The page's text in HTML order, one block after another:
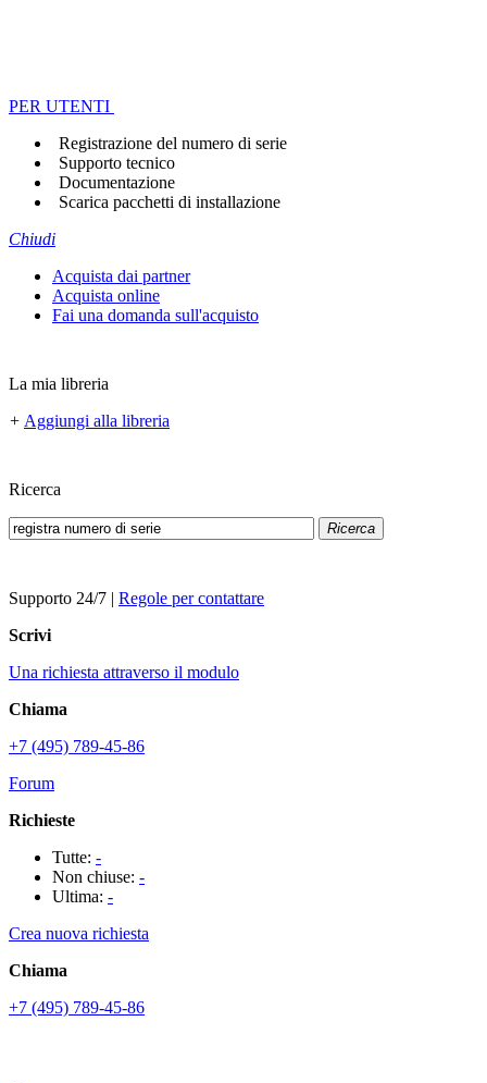
PER UTENTI
Registrazione del numero di serie
Supporto tecnico
Documentazione
Scarica pacchetti di installazione
Chiudi
Acquista dai partner
Acquista online
Fai una domanda sull'acquisto
La mia libreria
+ Aggiungi alla libreria
Ricerca
Ricerca
Supporto 24/7 | Regole per contattare
Scrivi
Una richiesta attraverso il modulo
Chiama
+7 (495) 789-45-86
Forum
Richieste
Tutte: -
Non chiuse: -
Ultima: -
Crea nuova richiesta
Chiama
+7 (495) 789-45-86